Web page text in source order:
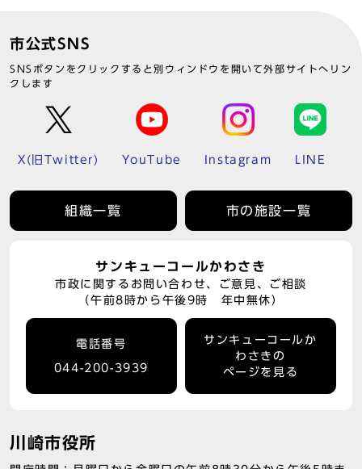
市公式SNS
SNSボタンをクリックすると別ウィンドウを開いて外部サイトへリン
クします
X(旧Twitter) YouTube Instagram LINE
組織一覧 市の施設一覧
サンキューコールかわさき
市政に関するお問い合わせ、ご意見、ご相談
（午前8時から午後9時 年中無休）
電話番号
044-200-3939
サンキューコールか
わさきの
ページを見る
川崎市役所